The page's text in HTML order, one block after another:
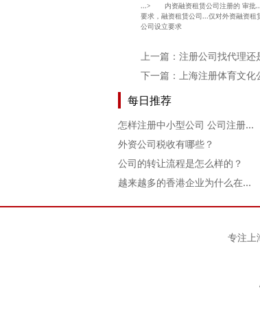
...> 内资融资租赁公司注册的 审批...
要求，融资租赁公司...仅对外资融资
公司设立要求
上一篇： 注册公司找代理还
下一篇： 上海注册体育文化
每日推荐
怎样注册中小型公司 公司注册后怎样运营
外资公司税收有哪些？
公司的转让流程是怎么样的？
越来越多的香港企业为什么在自贸区注册公司
专注上